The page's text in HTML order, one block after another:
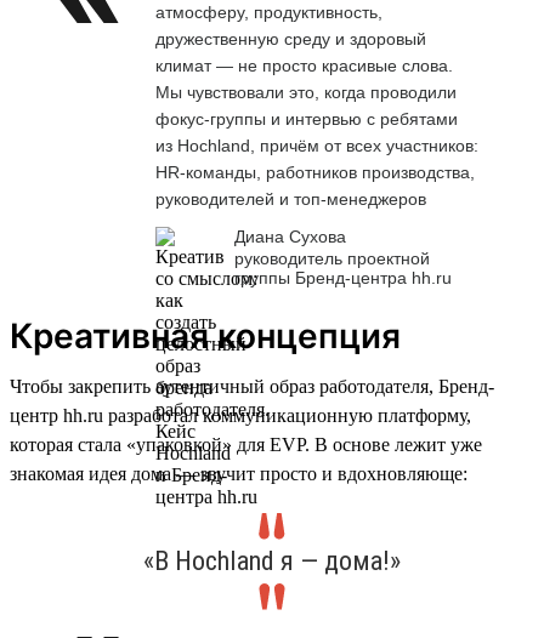
атмосферу, продуктивность,
дружественную среду и здоровый
климат — не просто красивые слова.
Мы чувствовали это, когда проводили
фокус-группы и интервью с ребятами
из Hochland, причём от всех участников:
HR-команды, работников производства,
руководителей и топ-менеджеров
Диана Сухова
руководитель проектной
группы Бренд-центра hh.ru
Креативная концепция
Чтобы закрепить аутентичный образ работодателя, Бренд-
центр hh.ru разработал коммуникационную платформу,
которая стала «упаковкой» для EVP. В основе лежит уже
знакомая идея дома — звучит просто и вдохновляюще:
«В Hochland я — дома!»